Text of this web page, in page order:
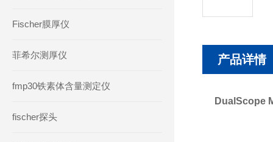
Fischer膜厚仪
菲希尔测厚仪
fmp30铁素体含量测定仪
fischer探头
产品详情
DualScope